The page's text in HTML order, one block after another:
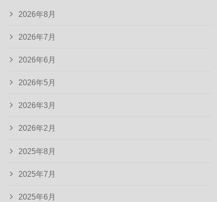
2026年8月
2026年7月
2026年6月
2026年5月
2026年3月
2026年2月
2025年8月
2025年7月
2025年6月